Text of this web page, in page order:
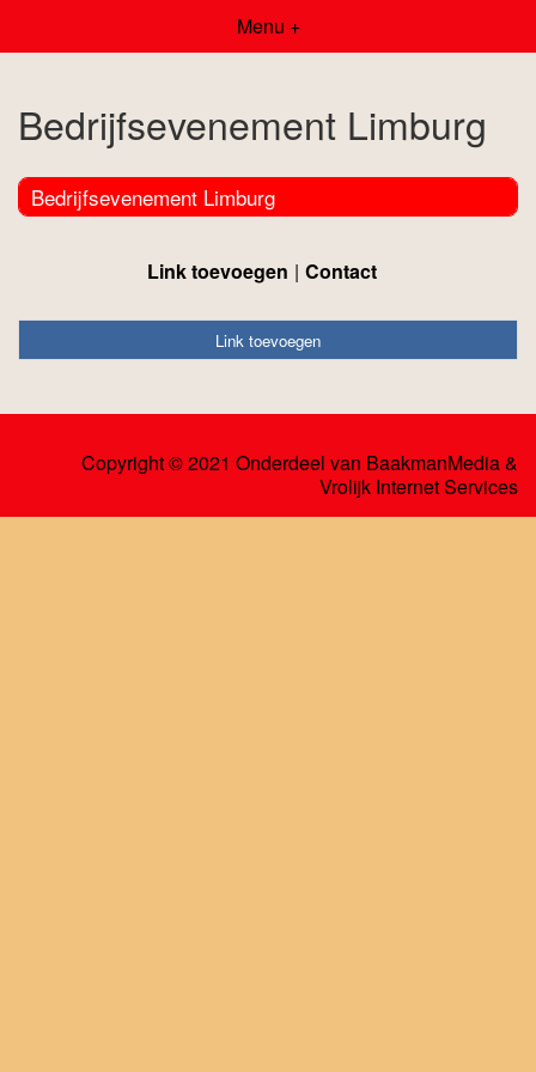
Menu +
Bedrijfsevenement Limburg
Bedrijfsevenement Limburg
Link toevoegen Contact
Link toevoegen
Copyright © 2021 Onderdeel van BaakmanMedia&
Vrolijk Internet Services